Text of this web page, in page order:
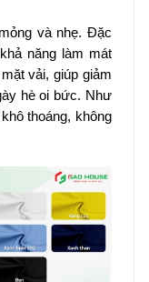
và nhẹ. Đặc
năng làm mát
vải, giúp giảm
hè oi bức. Như
thoáng, không